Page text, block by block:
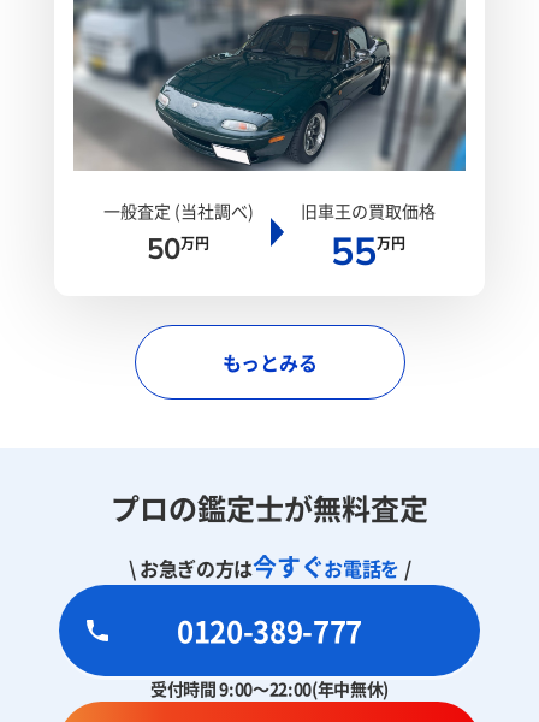
一般査定 (当社調べ)
50万円
旧車王の買取価格
55万円
もっとみる
プロの鑑定士が無料査定
\ お急ぎの方は今すぐお電話を /
0120-389-777
受付時間 9:00～22:00(年中無休)